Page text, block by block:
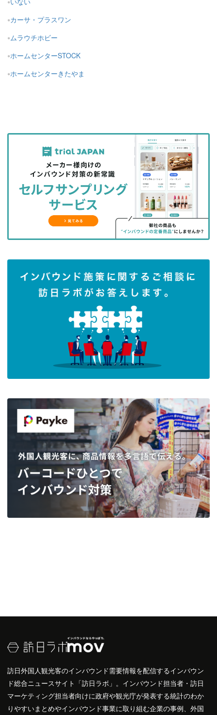
カーサ・プラスワン
ムラウチホビー
ホームセンターSTOCK
ホームセンターきたやま
訪日外国人観光客のインバウンド需要情報を配信するインバウン
ド総合ニュースサイト「訪日ラボ」。インバウンド担当者・訪日
マーケティング担当者向けに政府や観光庁が発表する統計のわか
りやすいまとめやインバウンド事業に取り組む企業の事例、外国